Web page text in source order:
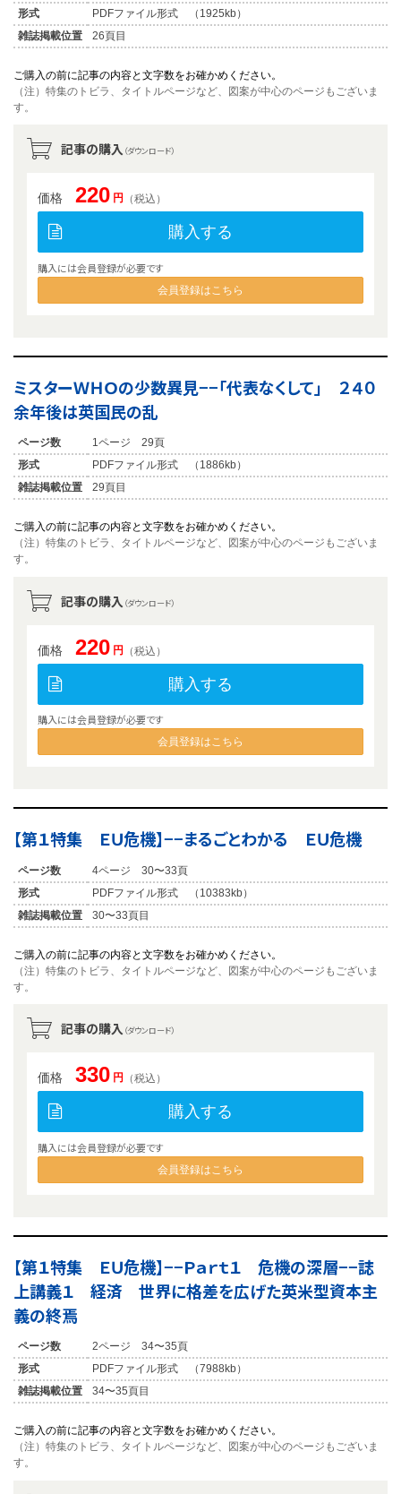
形式
PDFファイル形式 （1925kb）
雑誌掲載位置
26頁目
ご購入の前に記事の内容と文字数をお確かめください。
（注）特集のトビラ、タイトルページなど、図案が中心のページもございま
す。
記事の購入 （ダウンロード）
価格 220 円 （税込）
購入する
購入には会員登録が必要です
会員登録はこちら
ミスターＷＨＯの少数異見−−「代表なくして」 ２４０
余年後は英国民の乱
ページ数
1ページ 29頁
形式
PDFファイル形式 （1886kb）
雑誌掲載位置
29頁目
ご購入の前に記事の内容と文字数をお確かめください。
（注）特集のトビラ、タイトルページなど、図案が中心のページもございま
す。
記事の購入 （ダウンロード）
価格 220 円 （税込）
購入する
購入には会員登録が必要です
会員登録はこちら
【第１特集 ＥＵ危機】−−まるごとわかる ＥＵ危機
ページ数
4ページ 30〜33頁
形式
PDFファイル形式 （10383kb）
雑誌掲載位置
30〜33頁目
ご購入の前に記事の内容と文字数をお確かめください。
（注）特集のトビラ、タイトルページなど、図案が中心のページもございま
す。
記事の購入 （ダウンロード）
価格 330 円 （税込）
購入する
購入には会員登録が必要です
会員登録はこちら
【第１特集 ＥＵ危機】−−Ｐａｒｔ１ 危機の深層−−誌
上講義１ 経済 世界に格差を広げた英米型資本主
義の終焉
ページ数
2ページ 34〜35頁
形式
PDFファイル形式 （7988kb）
雑誌掲載位置
34〜35頁目
ご購入の前に記事の内容と文字数をお確かめください。
（注）特集のトビラ、タイトルページなど、図案が中心のページもございま
す。